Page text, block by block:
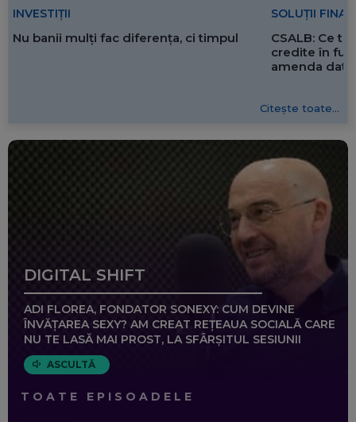
INVESTIȚII
Nu banii mulți fac diferența, ci timpul
SOLUȚII
CSALB: Ce
credite în
amenda
Citește toate...
DIGITAL SHIFT
ADI FLOREA, FONDATOR SONEXY: CUM DEVINE
ÎNVĂȚAREA SEXY? AM CREAT REȚEAUA SOCIALĂ CARE
NU TE LASĂ MAI PROST, LA SFÂRȘITUL SESIUNII
ASCULTĂ
TOATE EPISOADELE